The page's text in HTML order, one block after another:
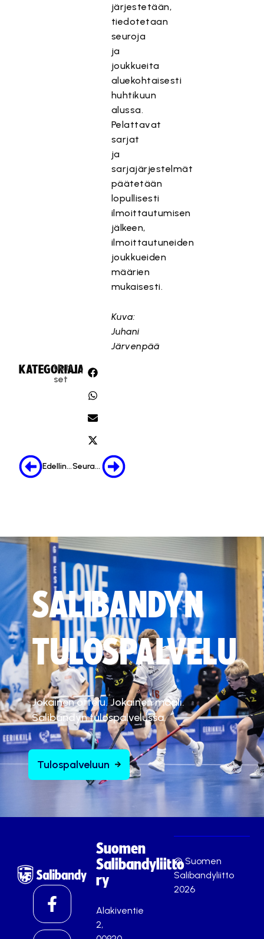
järjestetään,
tiedotetaan
seuroja
ja
joukkueita
aluekohtaisesti
huhtikuun
alussa.
Pelattavat
sarjat
ja
sarjajärjestelmät
päätetään
lopullisesti
ilmoittautumisen
jälkeen,
ilmoittautuneiden
joukkueiden
määrien
mukaisesti.
Kuva:
Juhani
Järvenpää
KATEGORIA:
Uuti
set
JAA:
Edellinen Seuraava
SALIBANDYN
TULOSPALVELU
Jokainen ottelu. Jokainen maali.
Salibandyn tulospalvelussa.
Tulospalveluun
Suomen
Salibandyliitto
ry
Alakiventie
2,
© Suomen
Salibandyliitto
2026